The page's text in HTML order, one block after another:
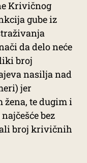
Krivičnog
gube iz
da delo neće
broj
nasilja nad
jer
te dugim i
bez
broj krivičnih